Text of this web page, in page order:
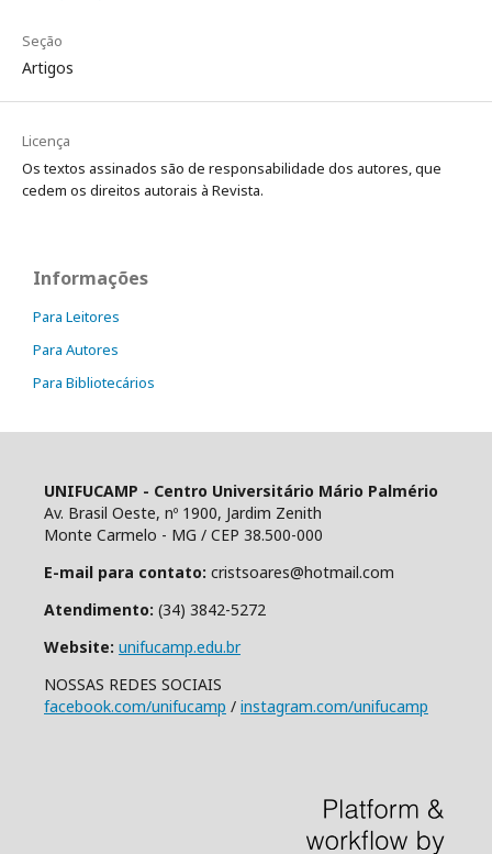
Seção
Artigos
Licença
Os textos assinados são de responsabilidade dos autores, que
cedem os direitos autorais à Revista.
Informações
Para Leitores
Para Autores
Para Bibliotecários
UNIFUCAMP - Centro Universitário Mário Palmério
Av. Brasil Oeste, nº 1900, Jardim Zenith
Monte Carmelo - MG / CEP 38.500-000
E-mail para contato: cristsoares@hotmail.com
Atendimento: (34) 3842-5272
Website: unifucamp.edu.br
NOSSAS REDES SOCIAIS
facebook.com/unifucamp / instagram.com/unifucamp